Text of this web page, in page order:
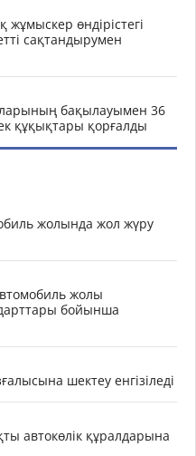
өндірістегі
сақтандырумен
бақылауымен 36
құқықтары қорғалды
жолында жол жүру
жолы
бойынша
шектеу енгізіледі
автокөлік құралдарына